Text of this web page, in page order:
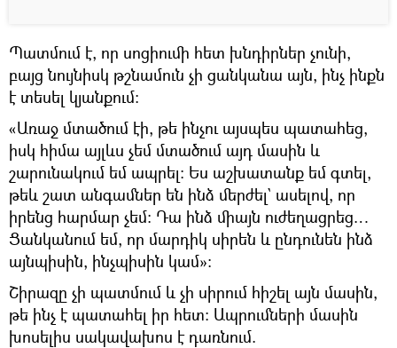
Պատմում է, որ սոցիումի հետ խնդիրներ չունի,
բայց նույնիսկ թշնամուն չի ցանկանա այն, ինչ ինքն
է տեսել կյանքում։
«Առաջ մտածում էի, թե ինչու այսպես պատահեց,
իսկ հիմա այլևս չեմ մտածում այդ մասին և
շարունակում եմ ապրել։ Ես աշխատանք եմ գտել,
թեև շատ անգամներ են ինձ մերժել` ասելով, որ
իրենց հարմար չեմ։ Դա ինձ միայն ուժեղացրեց…
Ցանկանում եմ, որ մարդիկ սիրեն և ընդունեն ինձ
այնպիսին, ինչպիսին կամ»։
Շիրազը չի պատմում և չի սիրում հիշել այն մասին,
թե ինչ է պատահել իր հետ։ Ապրումների մասին
խոսելիս սակավախոս է դառնում.